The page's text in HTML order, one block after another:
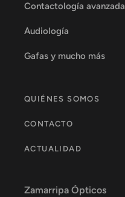
Contactología avanzada
Audiología
Gafas y mucho más
QUIÉNES SOMOS
CONTACTO
ACTUALIDAD
Zamarripa Ópticos